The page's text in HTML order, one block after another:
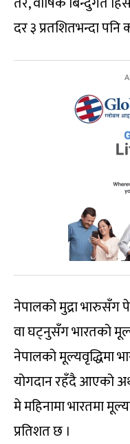
दर ३ प्रतशितभन्दा
नेपालको मुद्रा
वा घट्नुसँग भारतको
नेपालको मूल्यवृद्धिमा
योगदान रहँदै आएको
मे महिनामा भारतमा
प्रतिशत छ ।